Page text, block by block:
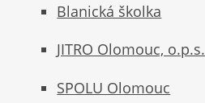
Blanická školka
JITRO Olomouc, o.p.s.
SPOLU Olomouc